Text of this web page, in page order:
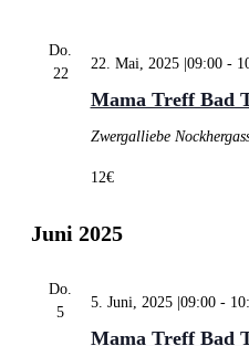
Do.
22
22. Mai, 2025 |09:00-
Mama Treff Bad
Zwergalliebe
12€
Juni 2025
Do.
5
5. Juni, 2025 |09:00-
Mama Treff Bad